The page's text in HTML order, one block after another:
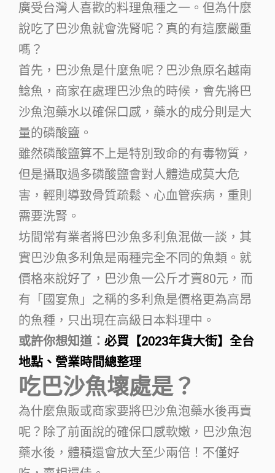
廣受台灣人喜歡的料理魚種之一。但為什麼
說吃了巴沙魚就會洗腎呢？真的有這麼嚴重
嗎？
首先，巴沙魚是什麼魚呢？巴沙魚原名越南
鯰魚，商家在處理巴沙魚的時候，會先將巴
沙魚泡藥水以確保口感，藥水的成分則是大
量的磷酸鹽。
雖然磷酸鹽算不上是特別致命的有毒物質，
但是攝取過多磷酸鹽會對人體造成莫大危
害，輕則導致骨質疏鬆、心血管疾病，重則
需要洗腎。
坊間常有業者將巴沙魚多利魚混做一談，其
實巴沙魚多利魚是兩種完全不同的魚類。就
價格來說好了，巴沙魚一公斤才賣80元，而
有「國宴魚」之稱的多利魚是價格更為高昂
的魚種，只出現在高級日本料理中。
或許你想知道： 必買【2023年貨大街】全台
地點、營業時間總整理
吃巴沙魚壞處是？
為什麼魚販或商家要將巴沙魚泡藥水後再賣
呢？除了前面說的確保口感軟嫩，巴沙魚泡
藥水後，體積還會放大至少兩倍！不僅好